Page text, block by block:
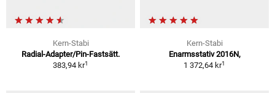
Kern-Stabi
Radial-Adapter/Pin-Fastsätt.
383,94 kr1
Kern-Stabi
Enarmsstativ 2016N,
1 372,64 kr1